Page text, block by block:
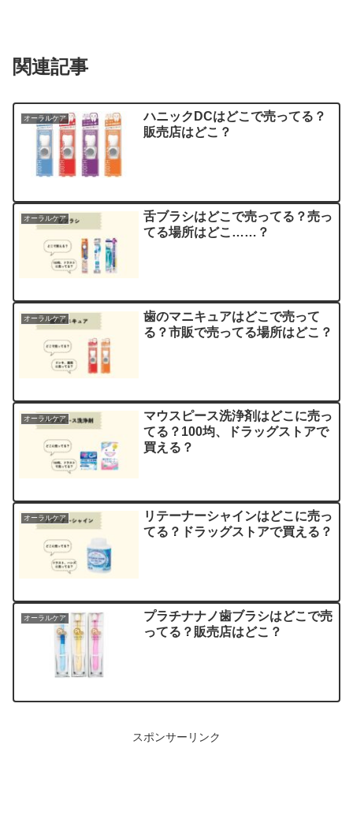
関連記事
オーラルケア
ハニックDCはどこで売ってる？
販売店はどこ？
オーラルケア
舌ブラシはどこで売ってる？売っ
てる場所はどこ……？
オーラルケア
歯のマニキュアはどこで売って
る？市販で売ってる場所はどこ？
オーラルケア
マウスピース洗浄剤はどこに売っ
てる？100均、ドラッグストアで
買える？
オーラルケア
リテーナーシャインはどこに売っ
てる？ドラッグストアで買える？
オーラルケア
プラチナナノ歯ブラシはどこで売
ってる？販売店はどこ？
スポンサーリンク